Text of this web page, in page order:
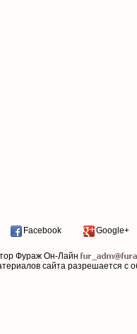
Facebook Google+
Фураж Он-Лайн
сайта разрешается с